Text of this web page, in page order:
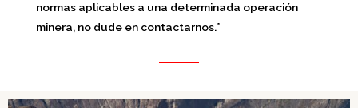
normas aplicables a una determinada operación
minera, no dude en contactarnos.”